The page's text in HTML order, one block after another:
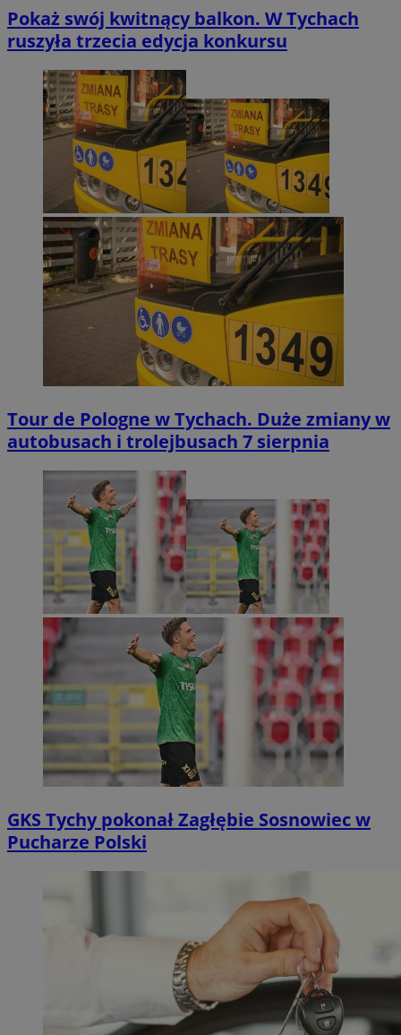
Pokaż swój kwitnący balkon. W Tychach
ruszyła trzecia edycja konkursu
Tour de Pologne w Tychach. Duże zmiany w
autobusach i trolejbusach 7 sierpnia
GKS Tychy pokonał Zagłębie Sosnowiec w
Pucharze Polski